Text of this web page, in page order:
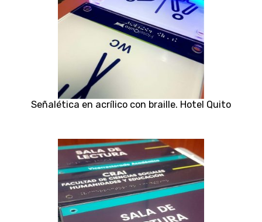
Señalética en acrílico con braille. Hotel Quito